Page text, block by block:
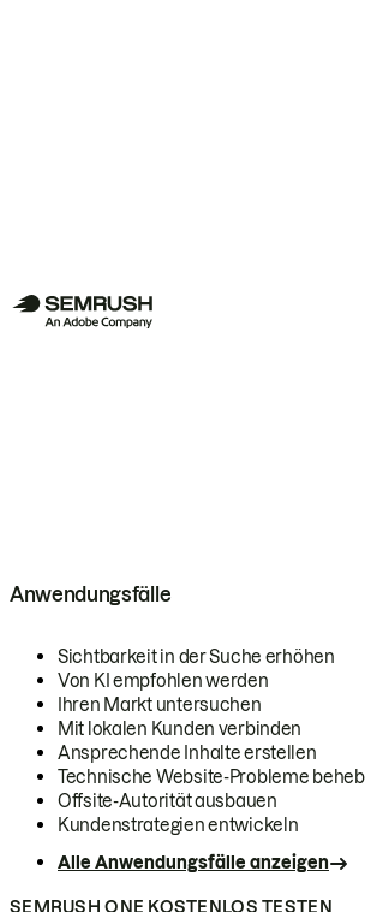
Anwendungsfälle
Sichtbarkeit in der Suche erhöhen
Von KI empfohlen werden
Ihren Markt untersuchen
Mit lokalen Kunden verbinden
Ansprechende Inhalte erstellen
Technische Website-Probleme
Offsite-Autorität ausbauen
Kundenstrategien entwickeln
Alle Anwendungsfälle anzeigen
SEMRUSH ONE KOSTENLOS TESTEN